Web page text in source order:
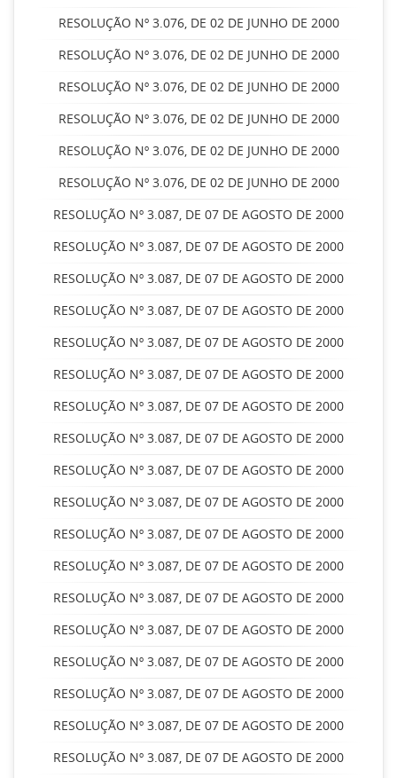
RESOLUÇÃO Nº 3.076, DE 02 DE JUNHO DE 2000
RESOLUÇÃO Nº 3.076, DE 02 DE JUNHO DE 2000
RESOLUÇÃO Nº 3.076, DE 02 DE JUNHO DE 2000
RESOLUÇÃO Nº 3.076, DE 02 DE JUNHO DE 2000
RESOLUÇÃO Nº 3.076, DE 02 DE JUNHO DE 2000
RESOLUÇÃO Nº 3.076, DE 02 DE JUNHO DE 2000
RESOLUÇÃO Nº 3.087, DE 07 DE AGOSTO DE 2000
RESOLUÇÃO Nº 3.087, DE 07 DE AGOSTO DE 2000
RESOLUÇÃO Nº 3.087, DE 07 DE AGOSTO DE 2000
RESOLUÇÃO Nº 3.087, DE 07 DE AGOSTO DE 2000
RESOLUÇÃO Nº 3.087, DE 07 DE AGOSTO DE 2000
RESOLUÇÃO Nº 3.087, DE 07 DE AGOSTO DE 2000
RESOLUÇÃO Nº 3.087, DE 07 DE AGOSTO DE 2000
RESOLUÇÃO Nº 3.087, DE 07 DE AGOSTO DE 2000
RESOLUÇÃO Nº 3.087, DE 07 DE AGOSTO DE 2000
RESOLUÇÃO Nº 3.087, DE 07 DE AGOSTO DE 2000
RESOLUÇÃO Nº 3.087, DE 07 DE AGOSTO DE 2000
RESOLUÇÃO Nº 3.087, DE 07 DE AGOSTO DE 2000
RESOLUÇÃO Nº 3.087, DE 07 DE AGOSTO DE 2000
RESOLUÇÃO Nº 3.087, DE 07 DE AGOSTO DE 2000
RESOLUÇÃO Nº 3.087, DE 07 DE AGOSTO DE 2000
RESOLUÇÃO Nº 3.087, DE 07 DE AGOSTO DE 2000
RESOLUÇÃO Nº 3.087, DE 07 DE AGOSTO DE 2000
RESOLUÇÃO Nº 3.087, DE 07 DE AGOSTO DE 2000